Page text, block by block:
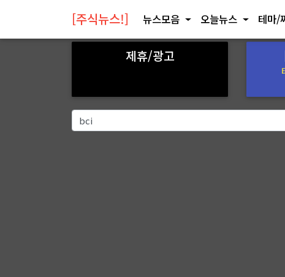
[주식뉴스!] 뉴스모음 오늘뉴스 테마/
제휴/광고